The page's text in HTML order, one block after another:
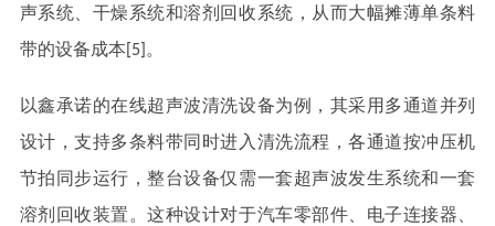
声系统、干燥系统和溶剂回收系统，从而大幅摊薄单条料
带的设备成本[5]。
以鑫承诺的在线超声波清洗设备为例，其采用多通道并列
设计，支持多条料带同时进入清洗流程，各通道按冲压机
节拍同步运行，整台设备仅需一套超声波发生系统和一套
溶剂回收装置。这种设计对于汽车零部件、电子连接器、